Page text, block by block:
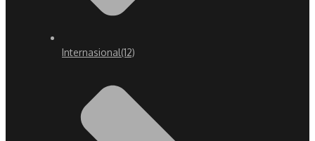
Internasional(12)